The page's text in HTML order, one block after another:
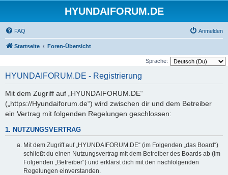
HYUNDAIFORUM.DE
FAQ Anmelden
Startseite Foren-Übersicht
Sprache:
HYUNDAIFORUM.DE - Registrierung
Mit dem Zugriff auf „HYUNDAIFORUM.DE“
(„https://Hyundaiforum.de“) wird zwischen dir und dem Betreiber
ein Vertrag mit folgenden Regelungen geschlossen:
1. NUTZUNGSVERTRAG
Mit dem Zugriff auf „HYUNDAIFORUM.DE“ (im Folgenden „das Board“)
schließt du einen Nutzungsvertrag mit dem Betreiber des Boards ab (im
Folgenden „Betreiber“) und erklärst dich mit den nachfolgenden
Regelungen einverstanden.